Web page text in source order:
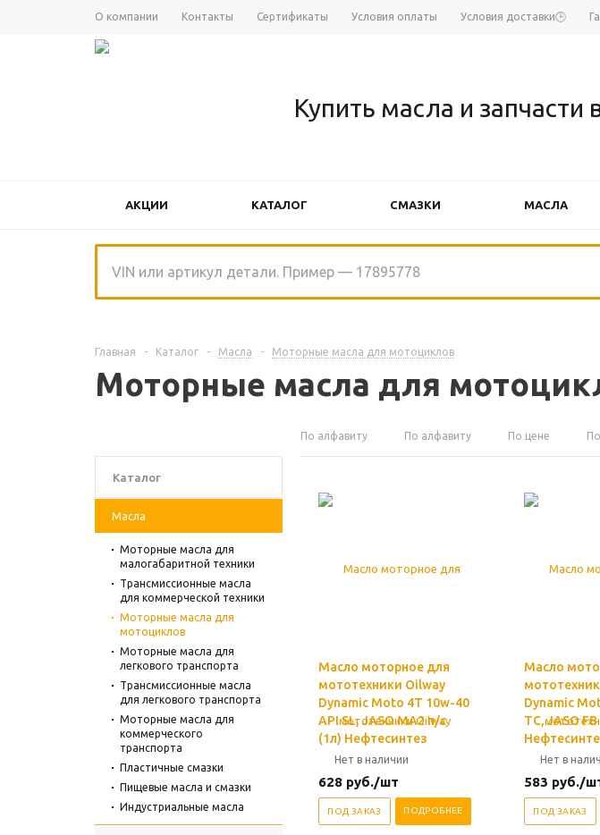
О компании Контакты Сертификаты Условия оплаты Условия доставки🕒
Купить масла и запчасти
АКЦИИ КАТАЛОГ СМАЗКИ МАСЛА
Главная - Каталог - Масла - Моторные масла для мотоциклов
Моторные масла для
Каталог
Масла
Моторные масла для
малогабаритной техники
Трансмиссионные масла
для коммерческой техники
Моторные масла для
мотоциклов
Моторные масла для
легкового транспорта
Трансмиссионные масла
для легкового транспорта
Моторные масла для
коммерческого
транспорта
Пластичные смазки
Пищевые масла и смазки
Индустриальные масла
По алфавиту По алфавиту По цене
Масло моторное для
мототехники Oilway
Dynamic Moto 4T 10w-40
API SL, JASO MA2 п/с
(1л) Нефтесинтез
Нет в наличии
628 руб./шт
ПОД ЗАКАЗ ПОДРОБНЕЕ
Масло
Dynamic
TC, JASO FB
Нет в
583 руб./
ПОД ЗАКАЗ